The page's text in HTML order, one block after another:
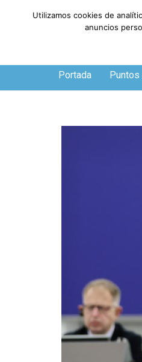
Viernes, 7 de agosto
Portada
Utilizamos cookies de
anuncios